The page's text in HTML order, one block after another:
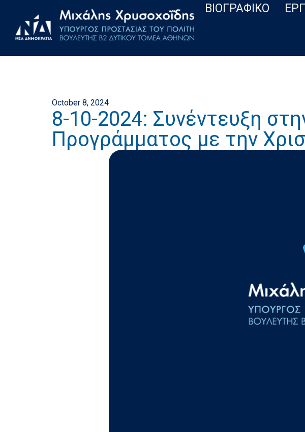
ΒΙΟΓΡΑΦΙΚΟ
October 8, 2024
8-10-2024: Συνέντευξη
Προγράμματος με την